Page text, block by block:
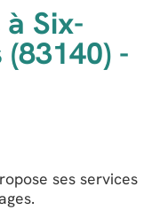
Six-
-
ses services